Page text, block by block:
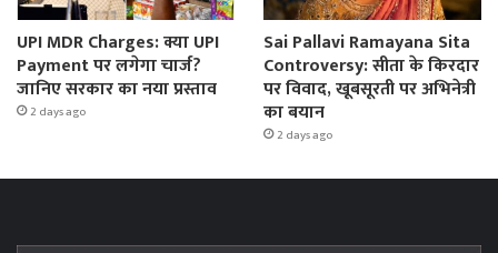
UPI MDR Charges: क्या UPI
Payment पर लगेगा चार्ज?
जानिए सरकार का नया प्रस्ताव
2 days ago
Sai Pallavi Ramayana Sita
Controversy: सीता के किरदार
पर विवाद, खूबसूरती पर अभिनेत्री
का बयान
2 days ago